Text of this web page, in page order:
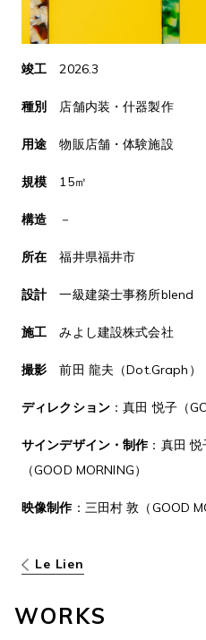
竣工 2026.3
種別 店舗内装・什器製作
用途 物販店舗・体験施設
規模 15㎡
構造 －
所在 福井県福井市
設計一級建築士事務所blend
施工 みよし建設株式会社
撮影 前田 龍夫（Dot.Graph）
ディレクション：真田 悦子（
サインデザイン・制作：真田 悦
（GOOD MORNING）
映像制作：三田村 敦（GOOD
Le Lien
WORKS